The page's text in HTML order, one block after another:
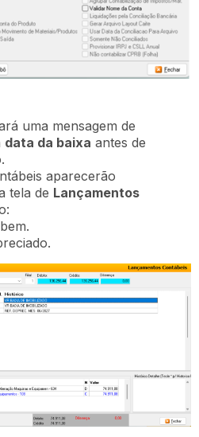
uma mensagem de
data da baixa antes de
aparecerão
tela de Lançamentos